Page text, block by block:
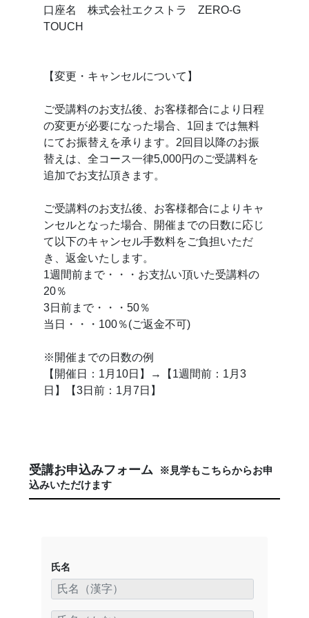
口座名 株式会社エクストラ ZERO-G
TOUCH
【変更・キャンセルについて】
ご受講料のお支払後、お客様都合により日程
の変更が必要になった場合、1回までは無料
にてお振替えを承ります。2回目以降のお振
替えは、全コース一律5,000円のご受講料を
追加でお支払頂きます。
ご受講料のお支払後、お客様都合によりキャ
ンセルとなった場合、開催までの日数に応じ
て以下のキャンセル手数料をご負担いただ
き、返金いたします。
1週間前まで・・・お支払い頂いた受講料の
20％
3日前まで・・・50％
当日・・・100％(ご返金不可)
※開催までの日数の例
【開催日：1月10日】→【1週間前：1月3
日】【3日前：1月7日】
受講お申込みフォーム
※見学もこちらからお申
込みいただけます
氏名